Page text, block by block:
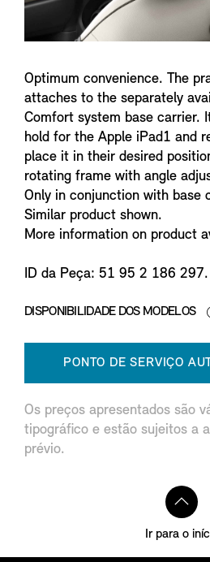
Optimum convenience. The
attaches to the separately
Comfort system base carrier.
hold for the Apple iPad1 and
place it in their desired
rotating frame with angle
Only in conjunction with base
Similar product shown.
More information on product
ID da Peça: 51 95 2 186 297.
DISPONIBILIDADE DOS MODELOS
PONTO DE SERVIÇO
Os preços apresentados são
tipográfico e estão sujeitos a
prévio.
Ir para o